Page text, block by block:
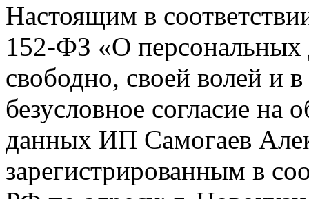
Настоящим в
152-ФЗ «О персональных
свободно, своей волей и
безусловное согласие на
данных ИП Самогаев
зарегистрированным в